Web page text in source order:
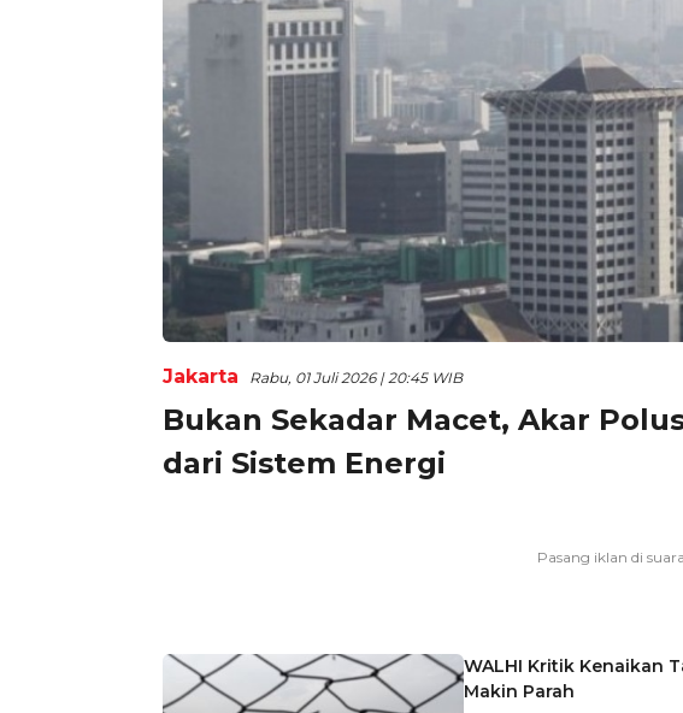
Jakarta Rabu, 01 Juli 2026 | 20:45 WIB
Bukan Sekadar Macet, Akar
dari Sistem Energi
WALHI Kritik Kenaikan
Makin Parah